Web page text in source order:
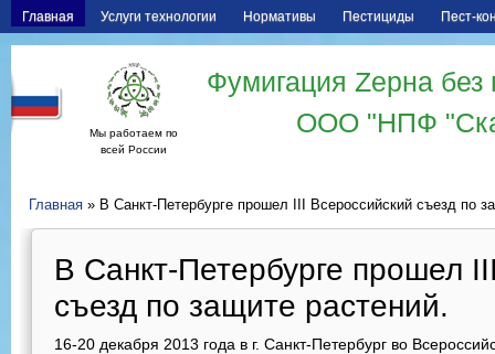
Главная Услуги технологии Нормативы Пестициды Пест-
Мы работаем по
всей России
Фумигация Zерна
ООО "НПФ
Главная » В Санкт-Петербурге прошел III Всероссийский съезд по
В Санкт-Петербурге прошел
съезд по защите растений.
16-20 декабря 2013 года в г. Санкт-Петербург во